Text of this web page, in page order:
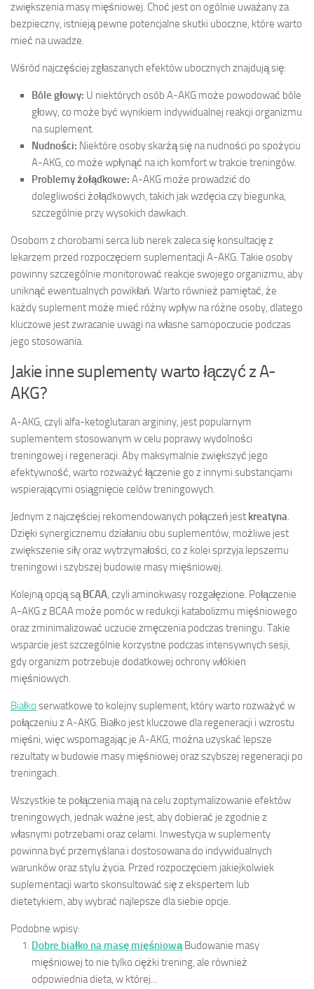
zwiększenia masy mięśniowej. Choć jest on ogólnie uważany za
bezpieczny, istnieją pewne potencjalne skutki uboczne, które warto
mieć na uwadze.
Wśród najczęściej zgłaszanych efektów ubocznych znajdują się:
Bóle głowy: U niektórych osób A-AKG może powodować bóle
głowy, co może być wynikiem indywidualnej reakcji organizmu
na suplement.
Nudności: Niektóre osoby skarżą się na nudności po spożyciu
A-AKG, co może wpłynąć na ich komfort w trakcie treningów.
Problemy żołądkowe: A-AKG może prowadzić do
dolegliwości żołądkowych, takich jak wzdęcia czy biegunka,
szczególnie przy wysokich dawkach.
Osobom z chorobami serca lub nerek zaleca się konsultację z
lekarzem przed rozpoczęciem suplementacji A-AKG. Takie osoby
powinny szczególnie monitorować reakcje swojego organizmu, aby
uniknąć ewentualnych powikłań. Warto również pamiętać, że
każdy suplement może mieć różny wpływ na różne osoby, dlatego
kluczowe jest zwracanie uwagi na własne samopoczucie podczas
jego stosowania.
Jakie inne suplementy warto łączyć z A-
AKG?
A-AKG, czyli alfa-ketoglutaran argininy, jest popularnym
suplementem stosowanym w celu poprawy wydolności
treningowej i regeneracji. Aby maksymalnie zwiększyć jego
efektywność, warto rozważyć łączenie go z innymi substancjami
wspierającymi osiągnięcie celów treningowych.
Jednym z najczęściej rekomendowanych połączeń jest kreatyna.
Dzięki synergicznemu działaniu obu suplementów, możliwe jest
zwiększenie siły oraz wytrzymałości, co z kolei sprzyja lepszemu
treningowi i szybszej budowie masy mięśniowej.
Kolejną opcją są BCAA, czyli aminokwasy rozgałęzione. Połączenie
A-AKG z BCAA może pomóc w redukcji katabolizmu mięśniowego
oraz zminimalizować uczucie zmęczenia podczas treningu. Takie
wsparcie jest szczególnie korzystne podczas intensywnych sesji,
gdy organizm potrzebuje dodatkowej ochrony włókien
mięśniowych.
Białko serwatkowe to kolejny suplement, który warto rozważyć w
połączeniu z A-AKG. Białko jest kluczowe dla regeneracji i wzrostu
mięśni, więc wspomagając je A-AKG, można uzyskać lepsze
rezultaty w budowie masy mięśniowej oraz szybszej regeneracji po
treningach.
Wszystkie te połączenia mają na celu zoptymalizowanie efektów
treningowych, jednak ważne jest, aby dobierać je zgodnie z
własnymi potrzebami oraz celami. Inwestycja w suplementy
powinna być przemyślana i dostosowana do indywidualnych
warunków oraz stylu życia. Przed rozpoczęciem jakiejkolwiek
suplementacji warto skonsultować się z ekspertem lub
dietetykiem, aby wybrać najlepsze dla siebie opcje.
Podobne wpisy:
Dobre białko na masę mięśniową Budowanie masy
mięśniowej to nie tylko ciężki trening, ale również
odpowiednia dieta, w której...